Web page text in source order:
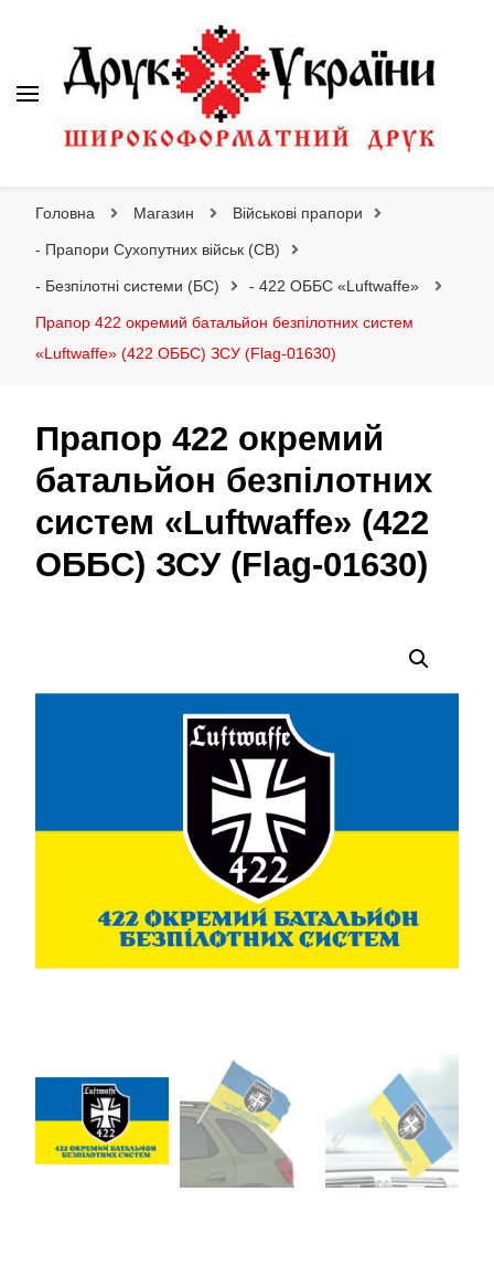
Головна Магазин Військові прапори
- Прапори Сухопутних військ (СВ)
- Безпілотні системи (БС) - 422 ОББС «Luftwaffe»
Прапор 422 окремий батальйон безпілотних систем
«Luftwaffe» (422 ОББС) ЗСУ (Flag-01630)
Прапор 422 окремий
батальйон безпілотних
систем «Luftwaffe» (422
ОББС) ЗСУ (Flag-01630)